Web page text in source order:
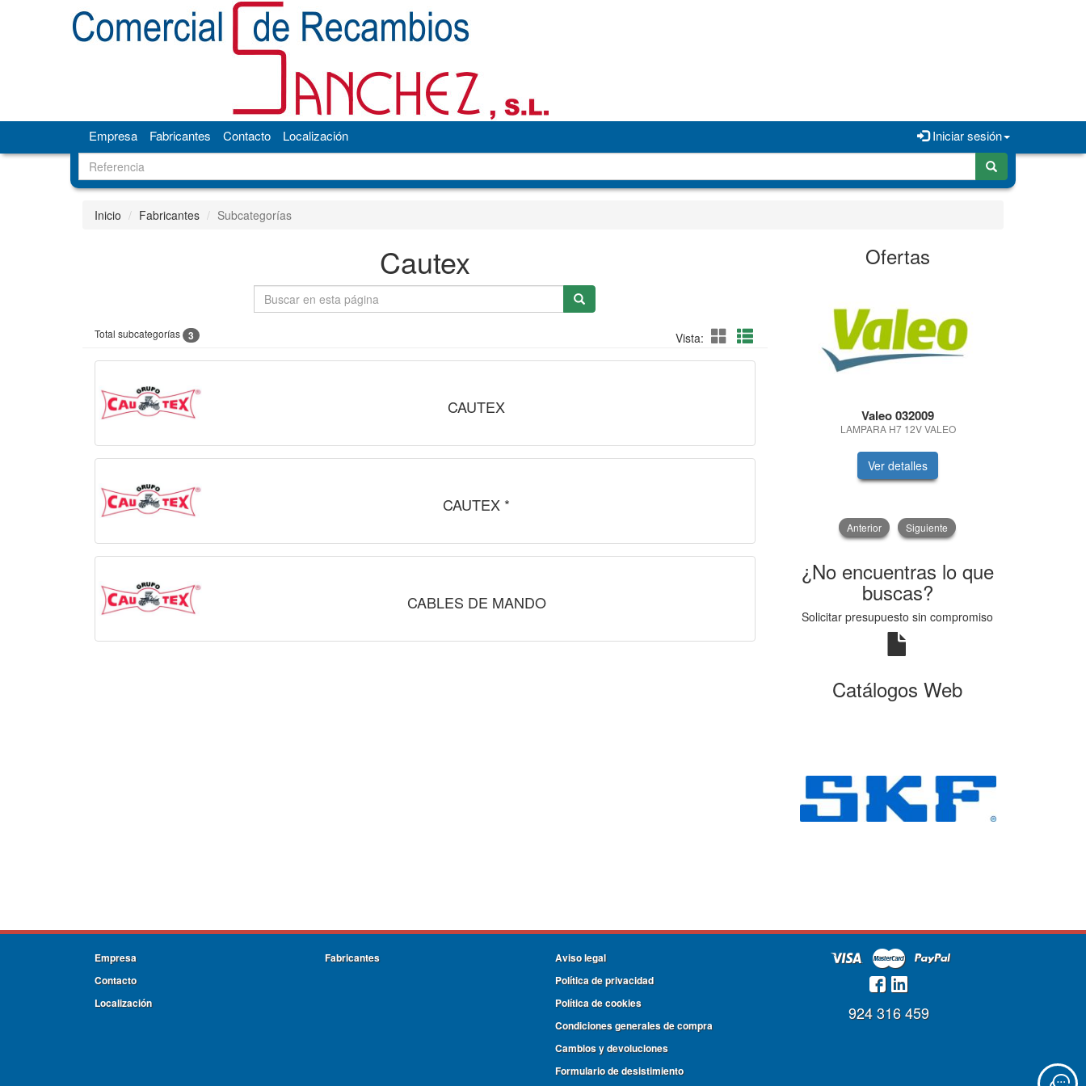
Iniciar sesión
Empresa Fabricantes Contacto Localización
Inicio Fabricantes Subcategorías
Cautex
Total subcategorías 3 Vista:
CAUTEX
CAUTEX *
CABLES DE MANDO
Ofertas
Valeo 032009
LAMPARA H7 12V VALEO
Ver detalles
Anterior Siguiente
¿No encuentras lo que
buscas?
Solicitar presupuesto sin compromiso
Catálogos Web
Empresa
Contacto
Localización
Fabricantes
Aviso legal
Política de privacidad
Política de cookies
Condiciones generales de compra
Cambios y devoluciones
Formulario de desistimiento
924 316 459